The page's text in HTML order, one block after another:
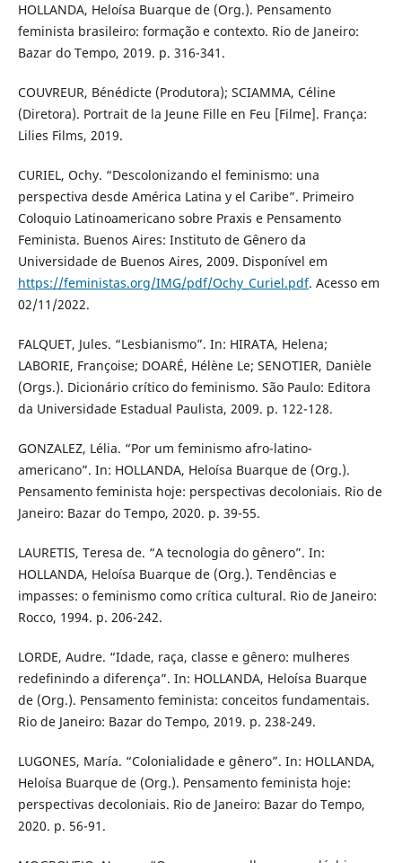
HOLLANDA, Heloísa Buarque de (Org.). Pensamento
feminista brasileiro: formação e contexto. Rio de Janeiro:
Bazar do Tempo, 2019. p. 316-341.
COUVREUR, Bénédicte (Produtora); SCIAMMA, Céline
(Diretora). Portrait de la Jeune Fille en Feu [Filme]. França:
Lilies Films, 2019.
CURIEL, Ochy. “Descolonizando el feminismo: una
perspectiva desde América Latina y el Caribe”. Primeiro
Coloquio Latinoamericano sobre Praxis e Pensamento
Feminista. Buenos Aires: Instituto de Gênero da
Universidade de Buenos Aires, 2009. Disponível em
https://feministas.org/IMG/pdf/Ochy_Curiel.pdf. Acesso em
02/11/2022.
FALQUET, Jules. “Lesbianismo”. In: HIRATA, Helena;
LABORIE, Françoise; DOARÉ, Hélène Le; SENOTIER, Danièle
(Orgs.). Dicionário crítico do feminismo. São Paulo: Editora
da Universidade Estadual Paulista, 2009. p. 122-128.
GONZALEZ, Lélia. “Por um feminismo afro-latino-
americano”. In: HOLLANDA, Heloísa Buarque de (Org.).
Pensamento feminista hoje: perspectivas decoloniais. Rio de
Janeiro: Bazar do Tempo, 2020. p. 39-55.
LAURETIS, Teresa de. “A tecnologia do gênero”. In:
HOLLANDA, Heloísa Buarque de (Org.). Tendências e
impasses: o feminismo como crítica cultural. Rio de Janeiro:
Rocco, 1994. p. 206-242.
LORDE, Audre. “Idade, raça, classe e gênero: mulheres
redefinindo a diferença”. In: HOLLANDA, Heloísa Buarque
de (Org.). Pensamento feminista: conceitos fundamentais.
Rio de Janeiro: Bazar do Tempo, 2019. p. 238-249.
LUGONES, María. “Colonialidade e gênero”. In: HOLLANDA,
Heloísa Buarque de (Org.). Pensamento feminista hoje:
perspectivas decoloniais. Rio de Janeiro: Bazar do Tempo,
2020. p. 56-91.